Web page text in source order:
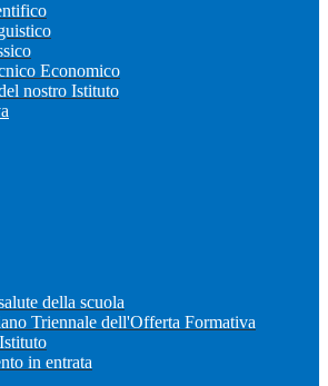
Economico
nostro Istituto
della scuola
Triennale dell'Offerta Formativa
in entrata